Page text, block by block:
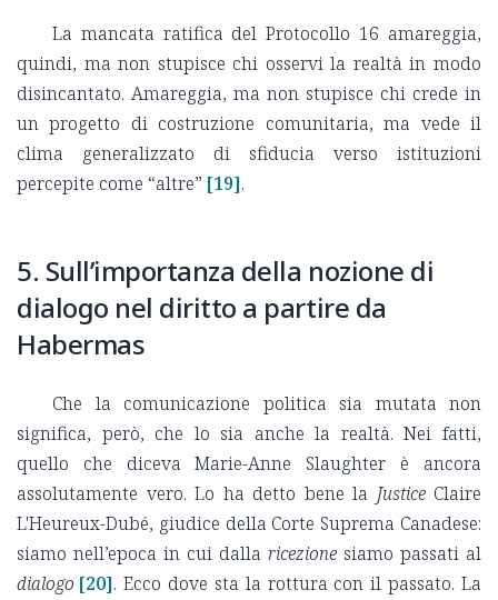
La mancata ratifica del Protocollo 16 amareggia,
quindi, ma non stupisce chi osservi la realtà in modo
disincantato. Amareggia, ma non stupisce chi crede in
un progetto di costruzione comunitaria, ma vede il
clima generalizzato di sfiducia verso istituzioni
percepite come “altre” [19].
5. Sull’importanza della nozione di
dialogo nel diritto a partire da
Habermas
Che la comunicazione politica sia mutata non
significa, però, che lo sia anche la realtà. Nei fatti,
quello che diceva Marie-Anne Slaughter è ancora
assolutamente vero. Lo ha detto bene la JusticeClaire
L'Heureux-Dubé, giudice della Corte Suprema Canadese:
siamo nell’epoca in cui dalla ricezione siamo passati al
dialogo [20]. Ecco dove sta la rottura con il passato. La